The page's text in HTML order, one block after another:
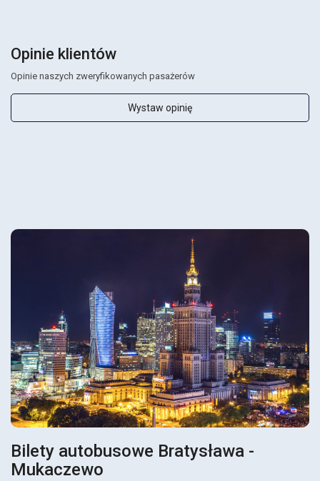
Opinie klientów
Opinie naszych zweryfikowanych pasażerów
Wystaw opinię
Bilety autobusowe Bratysława -
Mukaczewo